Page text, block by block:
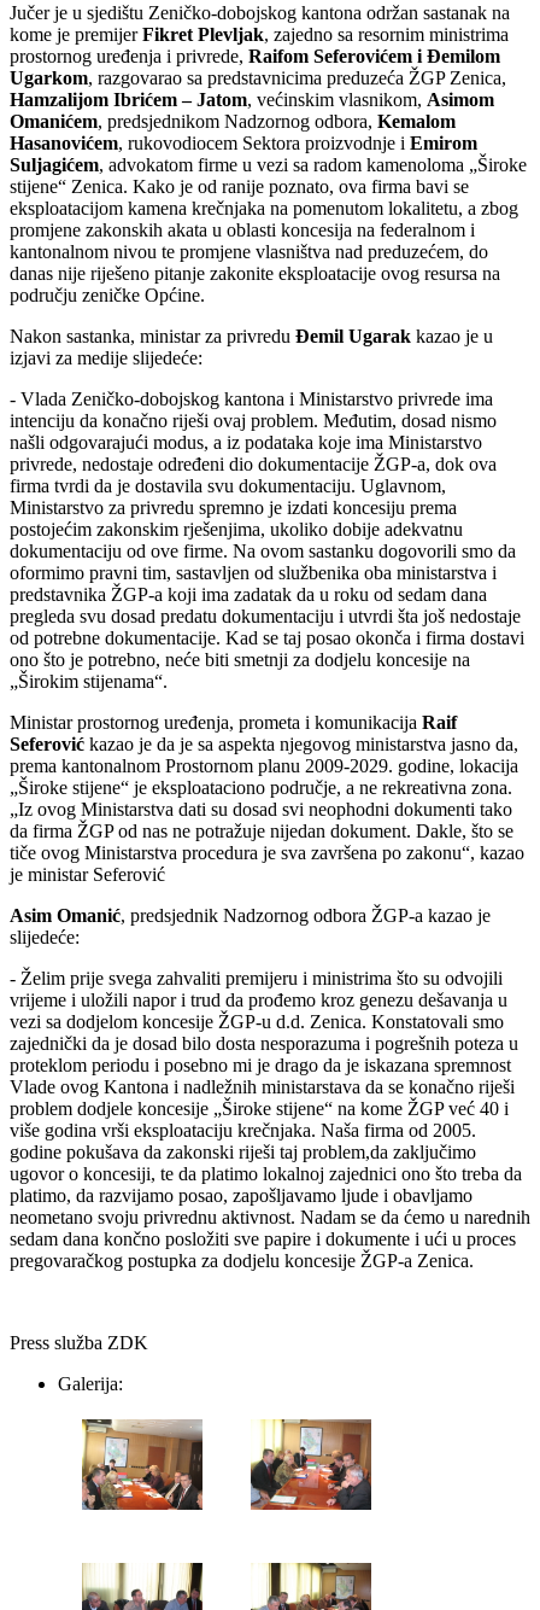
Jučer je u sjedištu Zeničko-dobojskog kantona održan sastanak na
kome je premijerFikret Plevljak, zajedno sa resornim ministrima
prostornog uređenja i privrede, Raifom Seferovićem i Đemilom
Ugarkom, razgovarao sa predstavnicima preduzeća ŽGP Zenica,
Hamzalijom Ibrićem – Jatom, većinskim vlasnikom, Asimom
Omanićem, predsjednikom Nadzornog odbora, Kemalom
Hasanovićem, rukovodiocem Sektora proizvodnje i Emirom
Suljagićem, advokatom firme u vezi sa radom kamenoloma „Široke
stijene“ Zenica. Kako je od ranije poznato, ova firma bavi se
eksploatacijom kamena krečnjaka na pomenutom lokalitetu, a zbog
promjene zakonskih akata u oblasti koncesija na federalnom i
kantonalnom nivou te promjene vlasništva nad preduzećem, do
danas nije riješeno pitanje zakonite eksploatacije ovog resursa na
području zeničke Općine.
Nakon sastanka, ministar za privredu Đemil Ugarak kazao je u
izjavi za medije slijedeće:
- Vlada Zeničko-dobojskog kantona i Ministarstvo privrede ima
intenciju da konačno riješi ovaj problem. Međutim, dosad nismo
našli odgovarajući modus, a iz podataka koje ima Ministarstvo
privrede, nedostaje određeni dio dokumentacije ŽGP-a, dok ova
firma tvrdi da je dostavila svu dokumentaciju. Uglavnom,
Ministarstvo za privredu spremno je izdati koncesiju prema
postojećim zakonskim rješenjima, ukoliko dobije adekvatnu
dokumentaciju od ove firme. Na ovom sastanku dogovorili smo da
oformimo pravni tim, sastavljen od službenika oba ministarstva i
predstavnika ŽGP-a koji ima zadatak da u roku od sedam dana
pregleda svu dosad predatu dokumentaciju i utvrdi šta još nedostaje
od potrebne dokumentacije. Kad se taj posao okonča i firma dostavi
ono što je potrebno, neće biti smetnji za dodjelu koncesije na
„Širokim stijenama“.
Ministar prostornog uređenja, prometa i komunikacija Raif
Seferović kazao je da je sa aspekta njegovog ministarstva jasno da,
prema kantonalnom Prostornom planu 2009-2029. godine, lokacija
„Široke stijene“ je eksploataciono područje, a ne rekreativna zona.
„Iz ovog Ministarstva dati su dosad svi neophodni dokumenti tako
da firma ŽGP od nas ne potražuje nijedan dokument. Dakle, što se
tiče ovog Ministarstva procedura je sva završena po zakonu“, kazao
je ministar Seferović
Asim Omanić, predsjednik Nadzornog odbora ŽGP-a kazao je
slijedeće:
- Želim prije svega zahvaliti premijeru i ministrima što su odvojili
vrijeme i uložili napor i trud da prođemo kroz genezu dešavanja u
vezi sa dodjelom koncesije ŽGP-u d.d. Zenica. Konstatovali smo
zajednički da je dosad bilo dosta nesporazuma i pogrešnih poteza u
proteklom periodu i posebno mi je drago da je iskazana spremnost
Vlade ovog Kantona i nadležnih ministarstava da se konačno riješi
problem dodjele koncesije „Široke stijene“ na kome ŽGP već 40 i
više godina vrši eksploataciju krečnjaka. Naša firma od 2005.
godine pokušava da zakonski riješi taj problem,da zaključimo
ugovor o koncesiji, te da platimo lokalnoj zajednici ono što treba da
platimo, da razvijamo posao, zapošljavamo ljude i obavljamo
neometano svoju privrednu aktivnost. Nadam se da ćemo u narednih
sedam dana končno posložiti sve papire i dokumente i ući u proces
pregovaračkog postupka za dodjelu koncesije ŽGP-a Zenica.
Press služba ZDK
Galerija: